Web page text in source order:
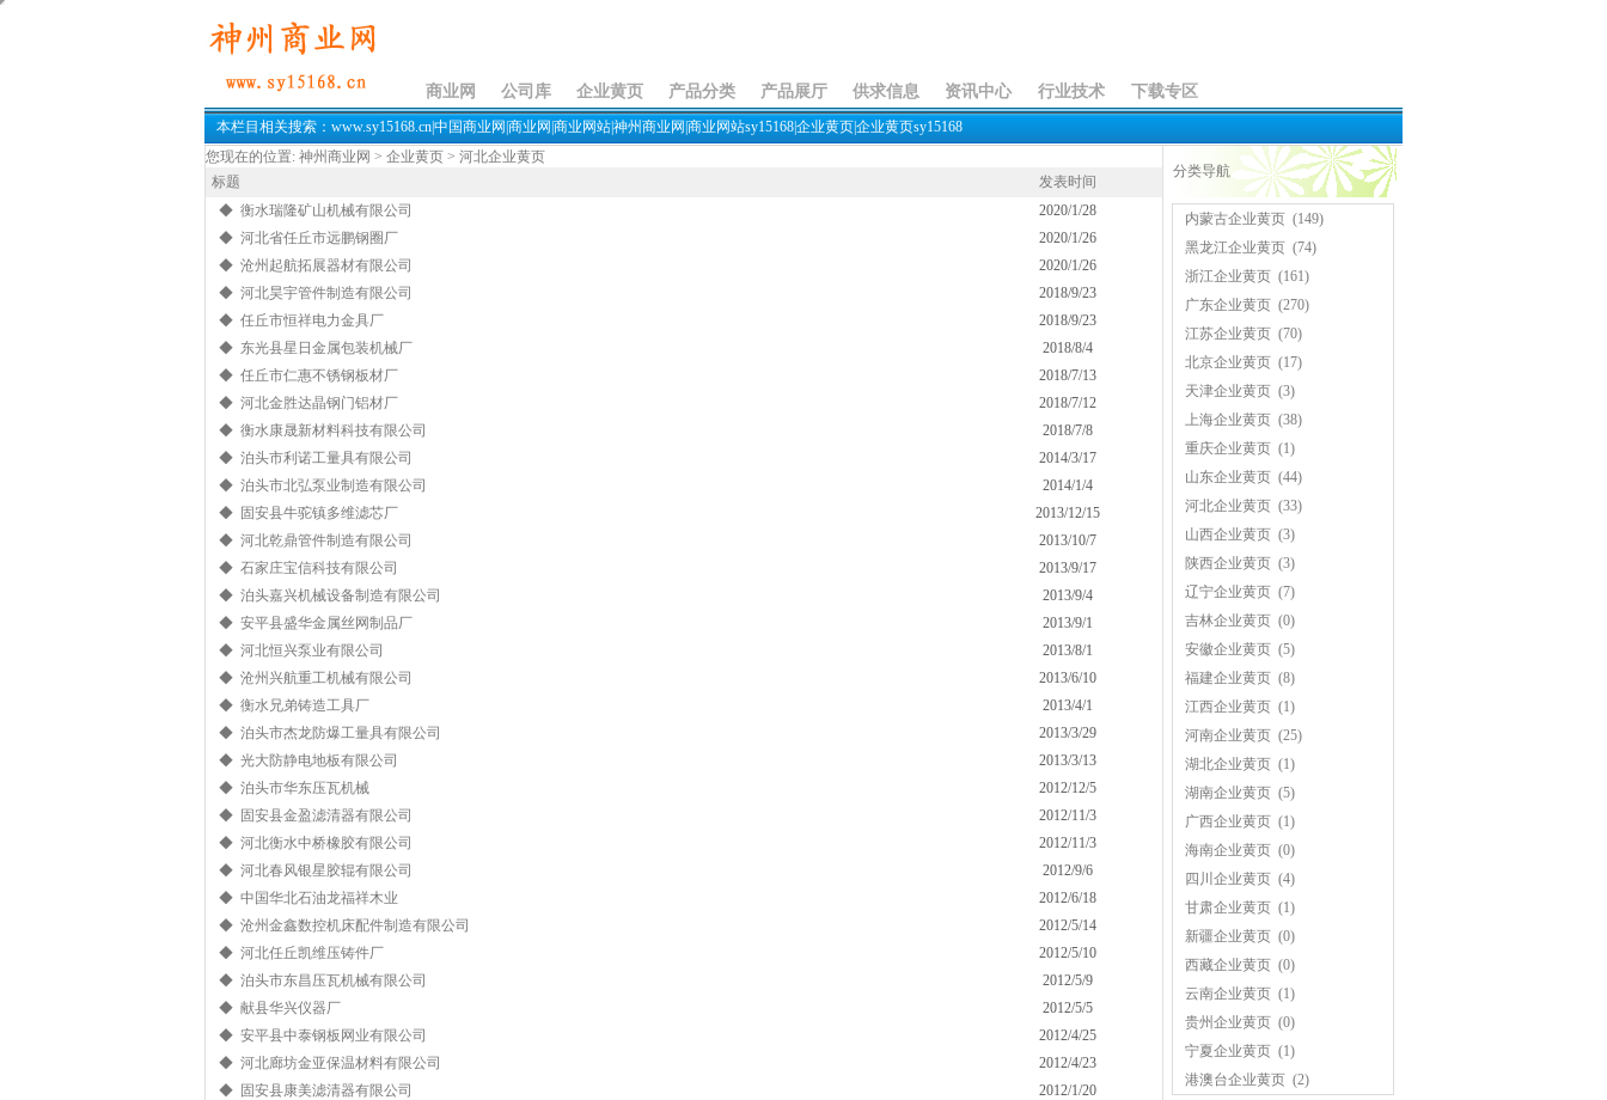
商业网 公司库 企业黄页 产品分类 产品展厅 供求信息 资讯中心 行业技术 下载专区
本栏目相关搜索：www.sy15168.cn|中国商业网|商业网|商业网站|神州商业网|商业网站sy15168|企业黄页|企业黄页sy15168
您现在的位置: 神州商业网 > 企业黄页 > 河北企业黄页
标题
发表时间
◆ 衡水瑞隆矿山机械有限公司
2020/1/28
◆ 河北省任丘市远鹏钢圈厂
2020/1/26
◆ 沧州起航拓展器材有限公司
2020/1/26
◆ 河北昊宇管件制造有限公司
2018/9/23
◆ 任丘市恒祥电力金具厂
2018/9/23
◆ 东光县星日金属包装机械厂
2018/8/4
◆ 任丘市仁惠不锈钢板材厂
2018/7/13
◆ 河北金胜达晶钢门铝材厂
2018/7/12
◆ 衡水康晟新材料科技有限公司
2018/7/8
◆ 泊头市利诺工量具有限公司
2014/3/17
◆ 泊头市北弘泵业制造有限公司
2014/1/4
◆ 固安县牛驼镇多维滤芯厂
2013/12/15
◆ 河北乾鼎管件制造有限公司
2013/10/7
◆ 石家庄宝信科技有限公司
2013/9/17
◆ 泊头嘉兴机械设备制造有限公司
2013/9/4
◆ 安平县盛华金属丝网制品厂
2013/9/1
◆ 河北恒兴泵业有限公司
2013/8/1
◆ 沧州兴航重工机械有限公司
2013/6/10
◆ 衡水兄弟铸造工具厂
2013/4/1
◆ 泊头市杰龙防爆工量具有限公司
2013/3/29
◆ 光大防静电地板有限公司
2013/3/13
◆ 泊头市华东压瓦机械
2012/12/5
◆ 固安县金盈滤清器有限公司
2012/11/3
◆ 河北衡水中桥橡胶有限公司
2012/11/3
◆ 河北春风银星胶辊有限公司
2012/9/6
◆ 中国华北石油龙福祥木业
2012/6/18
◆ 沧州金鑫数控机床配件制造有限公司
2012/5/14
◆ 河北任丘凯维压铸件厂
2012/5/10
◆ 泊头市东昌压瓦机械有限公司
2012/5/9
◆ 献县华兴仪器厂
2012/5/5
◆ 安平县中泰钢板网业有限公司
2012/4/25
◆ 河北廊坊金亚保温材料有限公司
2012/4/23
◆ 固安县康美滤清器有限公司
2012/1/20
分类导航
内蒙古企业黄页 (149)
黑龙江企业黄页 (74)
浙江企业黄页 (161)
广东企业黄页 (270)
江苏企业黄页 (70)
北京企业黄页 (17)
天津企业黄页 (3)
上海企业黄页 (38)
重庆企业黄页 (1)
山东企业黄页 (44)
河北企业黄页 (33)
山西企业黄页 (3)
陕西企业黄页 (3)
辽宁企业黄页 (7)
吉林企业黄页 (0)
安徽企业黄页 (5)
福建企业黄页 (8)
江西企业黄页 (1)
河南企业黄页 (25)
湖北企业黄页 (1)
湖南企业黄页 (5)
广西企业黄页 (1)
海南企业黄页 (0)
四川企业黄页 (4)
甘肃企业黄页 (1)
新疆企业黄页 (0)
西藏企业黄页 (0)
云南企业黄页 (1)
贵州企业黄页 (0)
宁夏企业黄页 (1)
港澳台企业黄页 (2)